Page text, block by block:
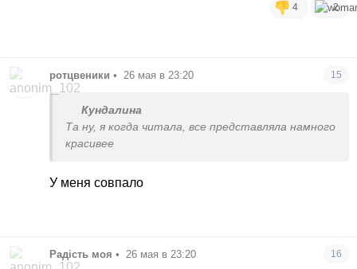
4 2
ротцвеники • 26 мая в 23:20 15
Кундалина
Та ну, я когда читала, все представляла намного
красивее
У меня совпало
Радість моя • 26 мая в 23:20 16